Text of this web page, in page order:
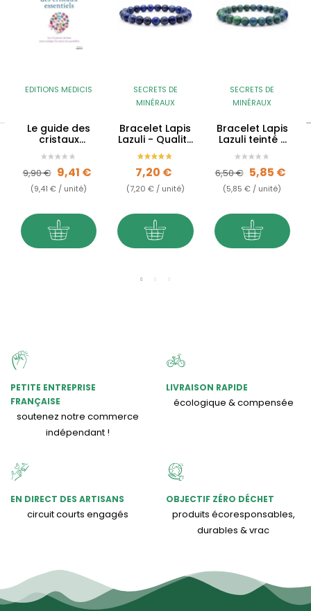
EDITIONS MEDICIS
Le guide des
cristaux
Prix de base
9,90 € Prix
9,41 €
(9,41 € / unité)
SECRETS DE
MINÉRAUX
Bracelet Lapis
Lazuli - Qualité
AA
Prix
7,20 €
(7,20 € / unité)
SECRETS DE
MINÉRAUX
Bracelet Lapis
Lazuli teinté -
Prix de base
6,50 € Prix
5,85 €
(5,85 € / unité)
PETITE ENTREPRISE
FRANÇAISE
soutenez notre commerce
indépendant !
LIVRAISON RAPIDE
écologique & compensée
EN DIRECT DES ARTISANS
circuit courts engagés
OBJECTIF ZÉRO DÉCHET
produits écoresponsables,
durables & vrac